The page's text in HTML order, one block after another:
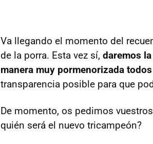
Va llegando el momento del
de la porra. Esta vez sí, daremos
manera muy pormenorizada
transparencia posible para que
De momento, os pedimos vuestros
quién será el nuevo tricampeón?